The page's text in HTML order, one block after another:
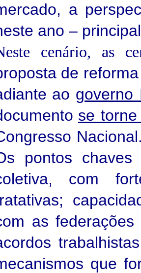
a
ano –
cenário, as
de
ao governo
se
pontos chaves
com
as
que